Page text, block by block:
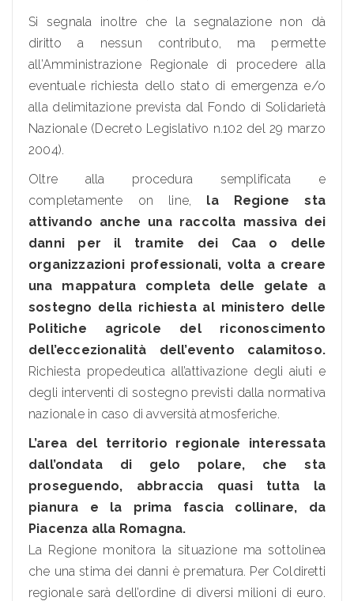
Si segnala inoltre che la segnalazione non dà
diritto a nessun contributo, ma permette
all’Amministrazione Regionale di procedere alla
eventuale richiesta dello stato di emergenza e/o
alla delimitazione prevista dal Fondo di Solidarietà
Nazionale (Decreto Legislativo n.102 del 29 marzo
2004).
Oltre alla procedura semplificata e
completamente on line, la Regione sta
attivando anche una raccolta massiva dei
danni per il tramite dei Caa o delle
organizzazioni professionali, volta a creare
una mappatura completa delle gelate a
sostegno della richiesta al ministero delle
Politiche agricole del riconoscimento
dell’eccezionalità dell’evento calamitoso.
Richiesta propedeutica all’attivazione degli aiuti e
degli interventi di sostegno previsti dalla normativa
nazionale in caso di avversità atmosferiche.
L’area del territorio regionale interessata
dall’ondata di gelo polare, che sta
proseguendo, abbraccia quasi tutta la
pianura e la prima fascia collinare, da
Piacenza alla Romagna.
La Regione monitora la situazione ma sottolinea
che una stima dei danni è prematura. Per Coldiretti
regionale sarà dell’ordine di diversi milioni di euro.